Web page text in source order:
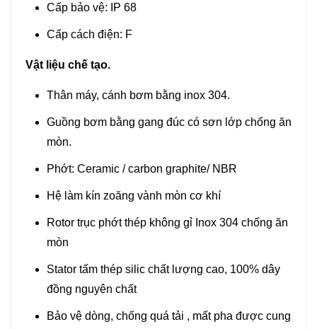
Cấp bảo vệ: IP 68
Cấp cách điện: F
Vật liệu chế tạo.
Thân máy, cánh bơm bằng inox 304.
Guồng bơm bằng gang đúc có sơn lớp chống ăn
mòn.
Phớt: Ceramic / carbon graphite/ NBR
Hệ làm kín zoăng vành mòn cơ khí
Rotor trục phớt thép không gỉ Inox 304 chống ăn
mòn
Stator tấm thép silic chất lượng cao, 100% dây
đồng nguyên chất
Bảo vệ dòng, chống quá tải , mất pha được cung